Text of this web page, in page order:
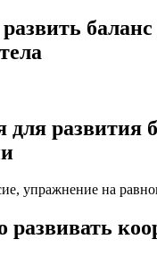
развития
развивать